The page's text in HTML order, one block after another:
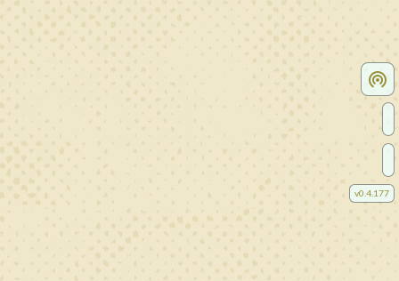
v0.4.177